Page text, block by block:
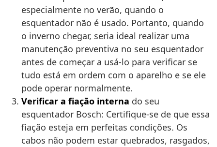
especialmente no verão, quando o
esquentador não é usado. Portanto, quando
o inverno chegar, seria ideal realizar uma
manutenção preventiva no seu esquentador
antes de começar a usá-lo para verificar se
tudo está em ordem com o aparelho e se ele
pode operar normalmente.
Verificar a fiação interna do seu
esquentador Bosch: Certifique-se de que essa
fiação esteja em perfeitas condições. Os
cabos não podem estar quebrados, rasgados,